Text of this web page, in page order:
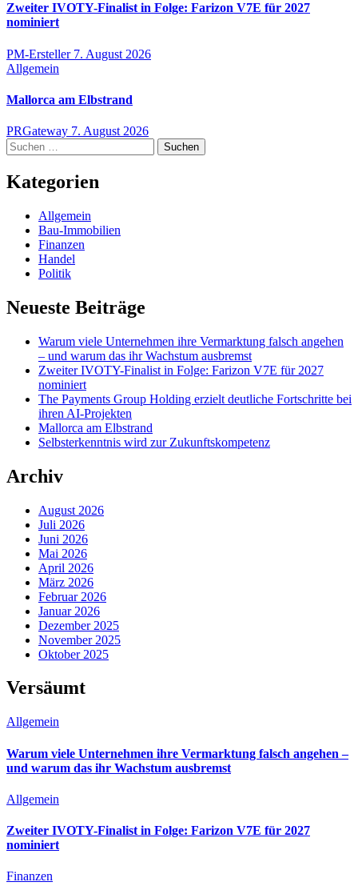
Zweiter IVOTY-Finalist in Folge: Farizon V7E für 2027
nominiert
PM-Ersteller 7. August 2026
Allgemein
Mallorca am Elbstrand
PRGateway 7. August 2026
Suchen
nach:
Kategorien
Allgemein
Bau-Immobilien
Finanzen
Handel
Politik
Neueste Beiträge
Warum viele Unternehmen ihre Vermarktung falsch angehen
– und warum das ihr Wachstum ausbremst
Zweiter IVOTY-Finalist in Folge: Farizon V7E für 2027
nominiert
The Payments Group Holding erzielt deutliche Fortschritte bei
ihren AI-Projekten
Mallorca am Elbstrand
Selbsterkenntnis wird zur Zukunftskompetenz
Archiv
August 2026
Juli 2026
Juni 2026
Mai 2026
April 2026
März 2026
Februar 2026
Januar 2026
Dezember 2025
November 2025
Oktober 2025
Versäumt
Allgemein
Warum viele Unternehmen ihre Vermarktung falsch angehen –
und warum das ihr Wachstum ausbremst
Allgemein
Zweiter IVOTY-Finalist in Folge: Farizon V7E für 2027
nominiert
Finanzen